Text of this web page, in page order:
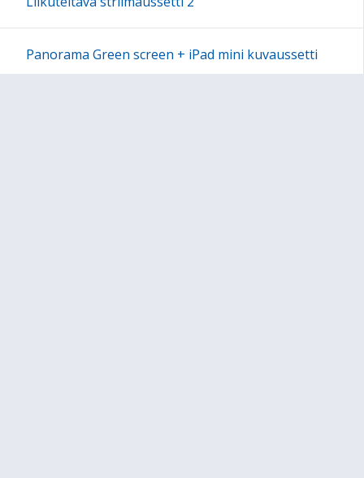
22:00
23:00
Panorama Green screen + iPad mini kuvaussetti